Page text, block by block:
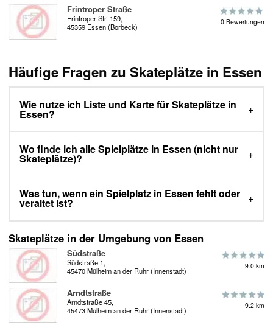
Frintroper Straße
Frintroper Str. 159,
45359 Essen (Borbeck)
0 Bewertungen
Häufige Fragen zu Skateplätze in Essen
Wie nutze ich Liste und Karte für Skateplätze in
Essen?
Wo finde ich alle Spielplätze in Essen (nicht nur
Skateplätze)?
Was tun, wenn ein Spielplatz in Essen fehlt oder
veraltet ist?
Skateplätze in der Umgebung von Essen
Südstraße
Südstraße 1,
45470 Mülheim an der Ruhr (Innenstadt)
9.0 km
Arndtstraße
Arndtstraße 45,
45473 Mülheim an der Ruhr (Innenstadt)
9.2 km